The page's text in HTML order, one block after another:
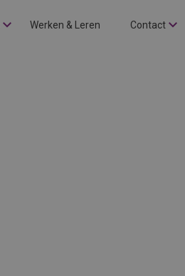
Werken & Leren Contact